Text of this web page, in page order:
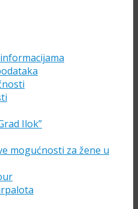
Ilok”
mogućnosti za žene u